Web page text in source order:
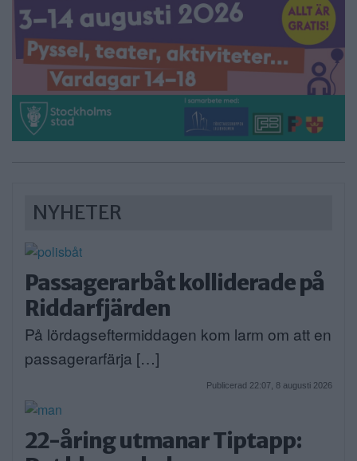
NYHETER
Passagerarbåt kolliderade på
Riddarfjärden
På lördagseftermiddagen kom larm om att en
passagerarfärja […]
Publicerad 22:07, 8 augusti 2026
22-åring utmanar Tiptapp: